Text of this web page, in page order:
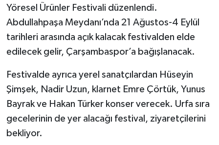
Yöresel Ürünler Festivali düzenlendi.
Abdullahpaşa Meydanı’nda 21 Ağustos-4 Eylül
tarihleri arasında açık kalacak festivalden elde
edilecek gelir, Çarşambaspor’a bağışlanacak.
Festivalde ayrıca yerel sanatçılardan Hüseyin
Şimşek, Nadir Uzun, klarnet Emre Çörtük, Yunus
Bayrak ve Hakan Türker konser verecek. Urfa sıra
gecelerinin de yer alacağı festival, ziyaretçilerini
bekliyor.
Teknoloji
Türkiye
Video Haber
Yaşam
Yeme-İçme
Yemek